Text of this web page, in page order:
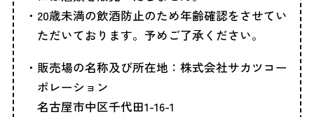
20歳未満の飲酒防止のため年齢確認をさせてい
ただいております。予めご了承ください。
販売場の名称及び所在地：株式会社サカツコー
ポレーション
名古屋市中区千代田1-16-1